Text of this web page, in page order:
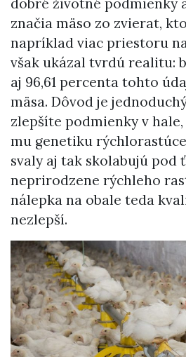
dobré životné podmienky
značia mäso zo zvierat,
napríklad viac priestoru
však ukázal tvrdú realitu:
aj 96,61 percenta tohto
mäsa. Dôvod je
zlepšíte podmienky v
mu genetiku
svaly aj tak skolabujú pod
neprirodzene rýchleho
nálepka na obale teda
nezlepší.